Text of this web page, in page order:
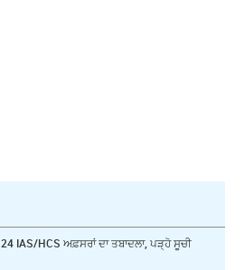
24 IAS/HCS ਅਫ਼ਸਰਾਂ ਦਾ ਤਬਾਦਲਾ, ਪੜ੍ਹੋ ਸੂਚੀ